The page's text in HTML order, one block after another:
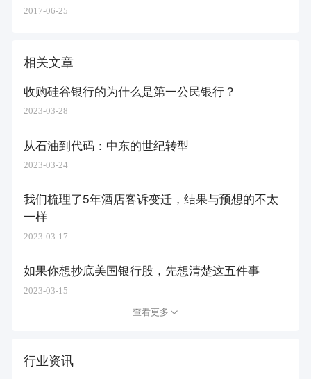
2017-06-25
相关文章
收购硅谷银行的为什么是第一公民银行？
2023-03-28
从石油到代码：中东的世纪转型
2023-03-24
我们梳理了5年酒店客诉变迁，结果与预想的不太
一样
2023-03-17
如果你想抄底美国银行股，先想清楚这五件事
2023-03-15
查看更多
行业资讯